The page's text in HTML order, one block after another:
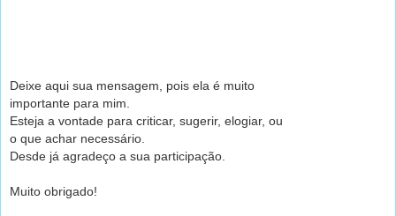
Deixe aqui sua mensagem, pois ela é muito
importante para mim.
Esteja a vontade para criticar, sugerir, elogiar, ou
o que achar necessário.
Desde já agradeço a sua participação.
Muito obrigado!